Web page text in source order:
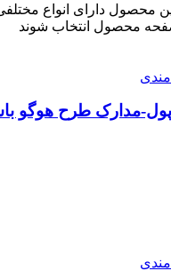
محصول دارای انواع
محصول انتخاب شوند
مندی
مندی